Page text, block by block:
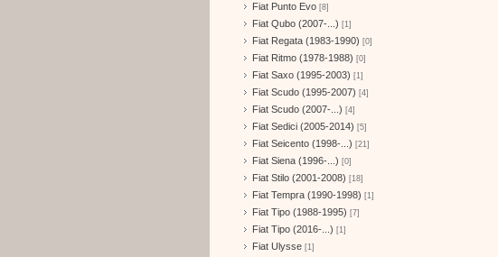
Fiat Punto Evo [8]
Fiat Qubo (2007-...) [1]
Fiat Regata (1983-1990) [0]
Fiat Ritmo (1978-1988) [0]
Fiat Saxo (1995-2003) [1]
Fiat Scudo (1995-2007) [4]
Fiat Scudo (2007-...) [4]
Fiat Sedici (2005-2014) [5]
Fiat Seicento (1998-...) [21]
Fiat Siena (1996-...) [0]
Fiat Stilo (2001-2008) [18]
Fiat Tempra (1990-1998) [1]
Fiat Tipo (1988-1995) [7]
Fiat Tipo (2016-...) [1]
Fiat Ulysse [1]